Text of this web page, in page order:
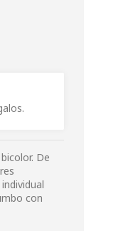
De
con